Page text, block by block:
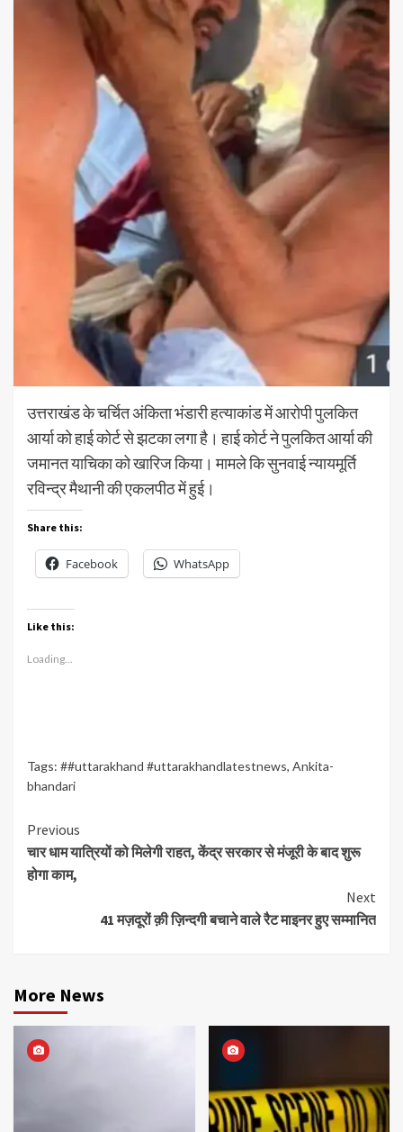
उत्तराखंड के चर्चित अंकिता भंडारी हत्याकांड में आरोपी पुलकित
आर्या को हाई कोर्ट से झटका लगा है। हाई कोर्ट ने पुलकित आर्या की
जमानत याचिका को खारिज किया। मामले कि सुनवाई न्यायमूर्ति
रविन्द्र मैथानी की एकलपीठ में हुई।
Share this:
Facebook WhatsApp
Like this:
Loading...
Tags: ##uttarakhand #uttarakhandlatestnews, Ankita-
bhandari
Continue
Reading
Previous
चार धाम यात्रियों को मिलेगी राहत, केंद्र सरकार से मंजूरी के बाद शुरू
होगा काम,
Next
41 मज़दूरों क़ी ज़िन्दगी बचाने वाले रैट माइनर हुए सम्मानित
More News